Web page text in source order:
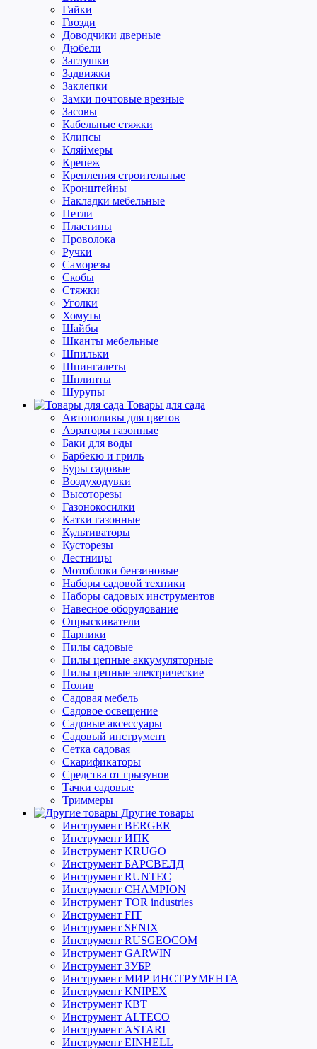
Гайки
Гвозди
Доводчики дверные
Дюбели
Заглушки
Задвижки
Заклепки
Замки почтовые врезные
Засовы
Кабельные стяжки
Клипсы
Кляймеры
Крепеж
Крепления строительные
Кронштейны
Накладки мебельные
Петли
Пластины
Проволока
Ручки
Саморезы
Скобы
Стяжки
Уголки
Хомуты
Шайбы
Шканты мебельные
Шпильки
Шпингалеты
Шплинты
Шурупы
Товары для сада
Автополивы для цветов
Аэраторы газонные
Баки для воды
Барбекю и гриль
Буры садовые
Воздуходувки
Высоторезы
Газонокосилки
Катки газонные
Культиваторы
Кусторезы
Лестницы
Мотоблоки бензиновые
Наборы садовой техники
Наборы садовых инструментов
Навесное оборудование
Опрыскиватели
Парники
Пилы садовые
Пилы цепные аккумуляторные
Пилы цепные электрические
Полив
Садовая мебель
Садовое освещение
Садовые аксессуары
Садовый инструмент
Сетка садовая
Скарификаторы
Средства от грызунов
Тачки садовые
Триммеры
Другие товары
Инструмент BERGER
Инструмент ИПК
Инструмент KRUGO
Инструмент БАРСВЕЛД
Инструмент RUNTEC
Инструмент CHAMPION
Инструмент TOR industries
Инструмент FIT
Инструмент SENIX
Инструмент RUSGEOCOM
Инструмент GARWIN
Инструмент ЗУБР
Инструмент МИР ИНСТРУМЕНТА
Инструмент KNIPEX
Инструмент КВТ
Инструмент ALTECO
Инструмент ASTARI
Инструмент EINHELL